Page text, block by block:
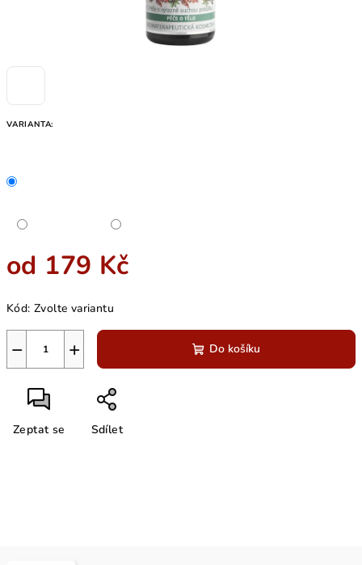
VARIANTA:
od 179 Kč
cena:
Kód: Zvolte variantu
+
− Do košíku
Zeptat se Sdílet